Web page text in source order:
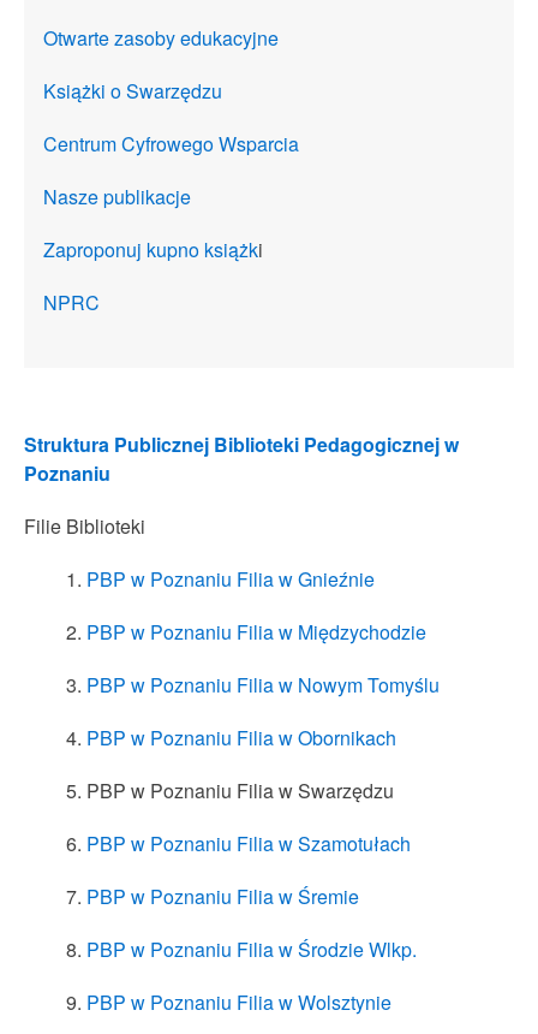
Otwarte zasoby edukacyjne
Książki o Swarzędzu
Centrum Cyfrowego Wsparcia
Nasze publikacje
Zaproponuj kupno książki
NPRC
Struktura Publicznej Biblioteki Pedagogicznej w
Poznaniu
Filie Biblioteki
PBP w Poznaniu Filia w Gnieźnie
PBP w Poznaniu Filia w Międzychodzie
PBP w Poznaniu Filia w Nowym Tomyślu
PBP w Poznaniu Filia w Obornikach
PBP w Poznaniu Filia w Swarzędzu
PBP w Poznaniu Filia w Szamotułach
PBP w Poznaniu Filia w Śremie
PBP w Poznaniu Filia w Środzie Wlkp.
PBP w Poznaniu Filia w Wolsztynie